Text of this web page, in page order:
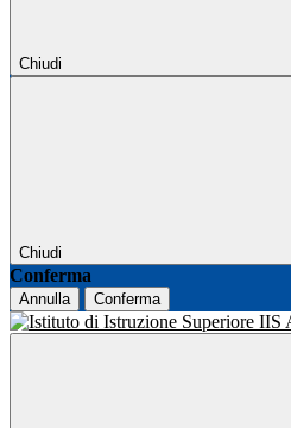
Chiudi
Chiudi
Conferma
Annulla Conferma